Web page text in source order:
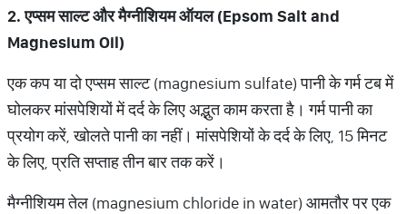
2.एप्सम साल्ट और मैग्नीशियम ऑयल (Epsom Salt and
Magnesium Oil)
एक कप या दो एप्सम साल्ट (magnesium sulfate) पानी के गर्म टब में
घोलकर मांसपेशियों में दर्द के लिए अद्भुत काम करता है। गर्म पानी का
प्रयोग करें, खोलते पानी का नहीं। मांसपेशियों के दर्द के लिए, 15 मिनट
के लिए, प्रति सप्ताह तीन बार तक करें।
मैग्नीशियम तेल (magnesium chloride in water) आमतौर पर एक